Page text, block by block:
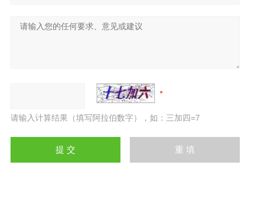
请输入计算结果（填写阿拉伯数字），如：三加四=7